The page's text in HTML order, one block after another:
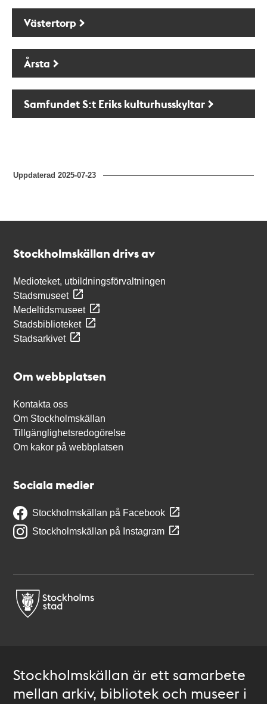
Västertorp
Årsta
Samfundet S:t Eriks kulturhusskyltar
Uppdaterad2025-07-23
Stockholmskällan drivs av
Medioteket, utbildningsförvaltningen
Stadsmuseet
Medeltidsmuseet
Stadsbiblioteket
Stadsarkivet
Om webbplatsen
Kontakta oss
Om Stockholmskällan
Tillgänglighetsredogörelse
Om kakor på webbplatsen
Sociala medier
Stockholmskällan på Facebook
Stockholmskällan på Instagram
Stockholmskällan är ett samarbete
mellan arkiv, bibliotek och museer i